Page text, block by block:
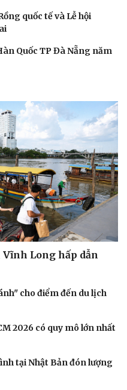
Nghệ sĩ
quốc tế và Lễ hội
Quốc TP Đà Nẵng năm
Long hấp dẫn
cho điểm đến du lịch
2026 có quy mô lớn nhất
tại Nhật Bản đón lượng